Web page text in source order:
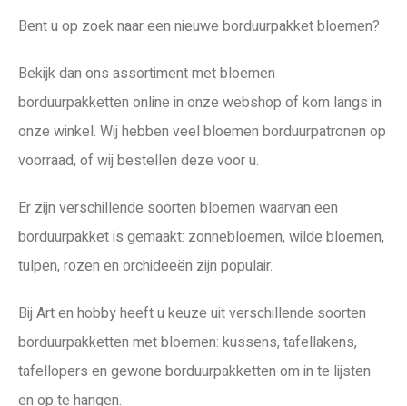
Bent u op zoek naar een nieuwe borduurpakket bloemen?
Bekijk dan ons assortiment met bloemen
borduurpakketten online in onze webshop of kom langs in
onze winkel. Wij hebben veel bloemen borduurpatronen op
voorraad, of wij bestellen deze voor u.
Er zijn verschillende soorten bloemen waarvan een
borduurpakket is gemaakt: zonnebloemen, wilde bloemen,
tulpen, rozen en orchideeën zijn populair.
Bij Art en hobby heeft u keuze uit verschillende soorten
borduurpakketten met bloemen: kussens, tafellakens,
tafellopers en gewone borduurpakketten om in te lijsten
en op te hangen.